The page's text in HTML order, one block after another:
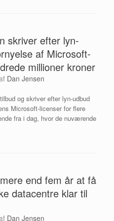
skriver efter lyn-
af Microsoft-
millioner kroner
Dan Jensen
og skriver efter lyn-udbud
Microsoft-licenser for flere
fra i dag, hvor de nuværende
end fem år at få
datacentre klar til
Dan Jensen